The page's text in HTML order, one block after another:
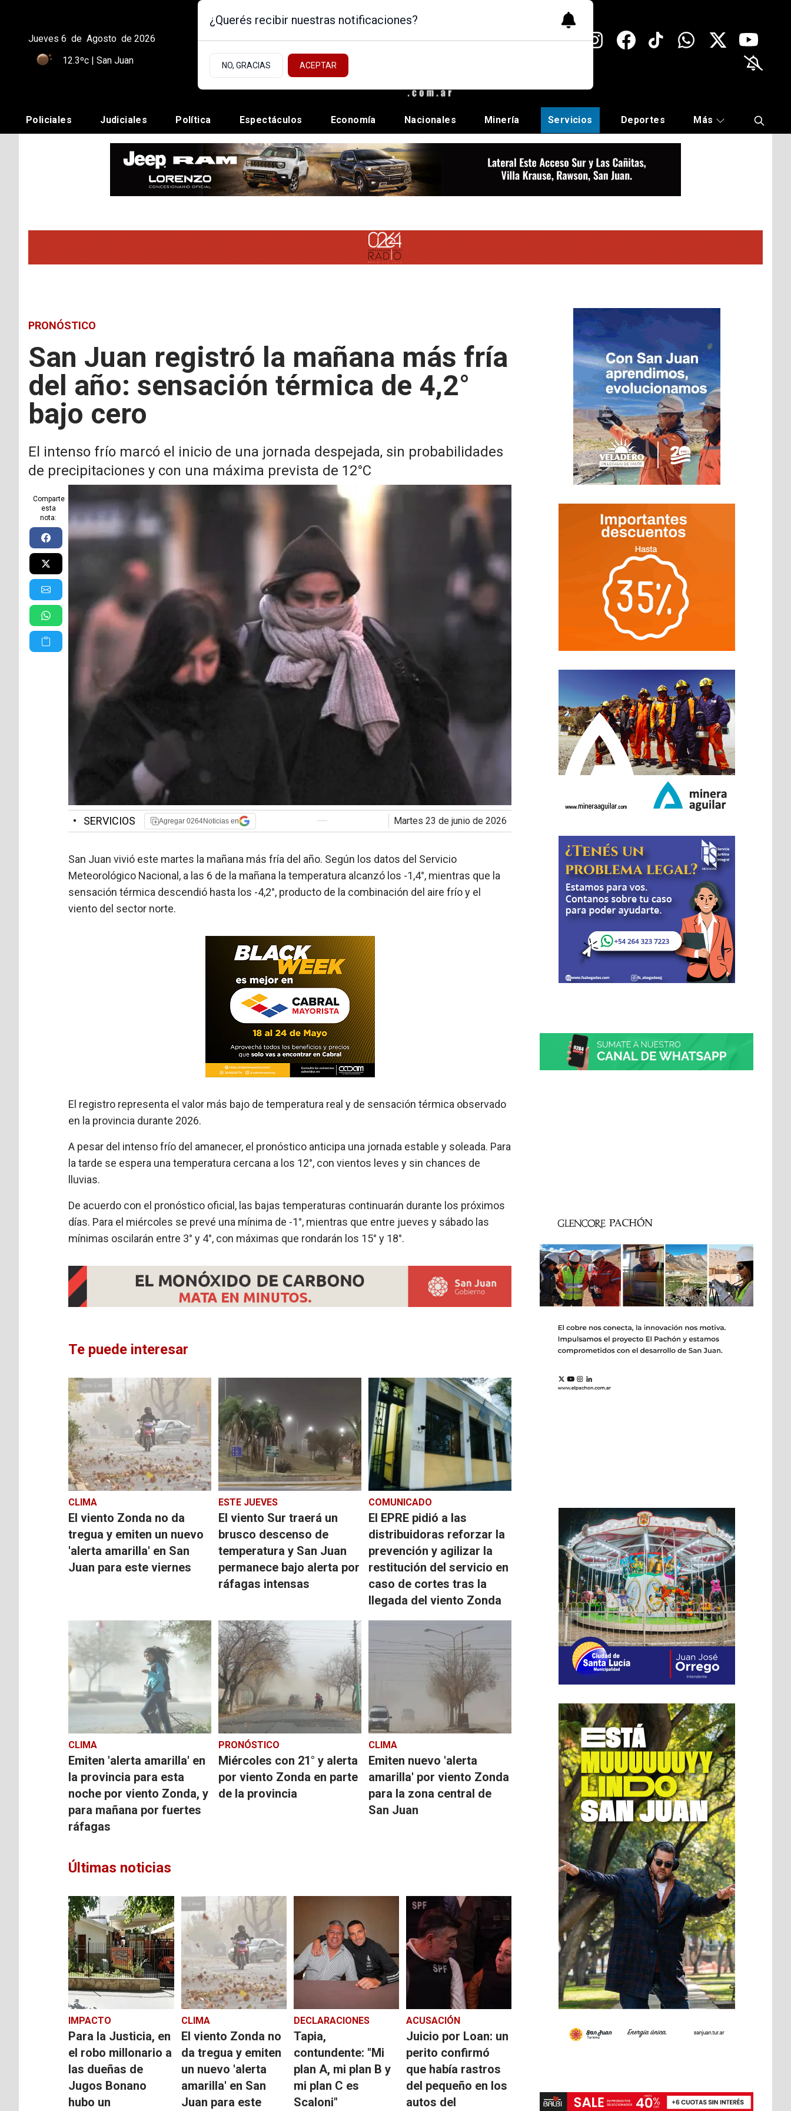
Jueves 6 de Agosto de 2026
12.3ºc | San Juan
Policiales Judiciales Política Espectáculos Economía Nacionales Minería Servicios Deportes Más
PRONÓSTICO
San Juan registró la mañana más fría
del año: sensación térmica de 4,2°
bajo cero
El intenso frío marcó el inicio de una jornada despejada, sin probabilidades
de precipitaciones y con una máxima prevista de 12°C
Comparte
esta
nota:
• SERVICIOS Agregar 0264Noticias en martes 23 de junio de 2026
San Juan vivió este martes la mañana más fría del año. Según los datos del Servicio
Meteorológico Nacional, a las 6 de la mañana la temperatura alcanzó los -1,4°, mientras que la
sensación térmica descendió hasta los -4,2°, producto de la combinación del aire frío y el
viento del sector norte.
El registro representa el valor más bajo de temperatura real y de sensación térmica observado
en la provincia durante 2026.
A pesar del intenso frío del amanecer, el pronóstico anticipa una jornada estable y soleada. Para
la tarde se espera una temperatura cercana a los 12°, con vientos leves y sin chances de
lluvias.
De acuerdo con el pronóstico oficial, las bajas temperaturas continuarán durante los próximos
días. Para el miércoles se prevé una mínima de -1°, mientras que entre jueves y sábado las
mínimas oscilarán entre 3° y 4°, con máximas que rondarán los 15° y 18°.
Te puede interesar
CLIMA
El viento Zonda no da
tregua y emiten un nuevo
'alerta amarilla' en San
Juan para este viernes
ESTE JUEVES
El viento Sur traerá un
brusco descenso de
temperatura y San Juan
permanece bajo alerta por
ráfagas intensas
COMUNICADO
El EPRE pidió a las
distribuidoras reforzar la
prevención y agilizar la
restitución del servicio en
caso de cortes tras la
llegada del viento Zonda
CLIMA
Emiten 'alerta amarilla' en
la provincia para esta
noche por viento Zonda, y
para mañana por fuertes
ráfagas
PRONÓSTICO
Miércoles con 21° y alerta
por viento Zonda en parte
de la provincia
CLIMA
Emiten nuevo 'alerta
amarilla' por viento Zonda
para la zona central de
San Juan
Últimas noticias
IMPACTO
Para la Justicia, en
el robo millonario a
las dueñas de
Jugos Bonano
hubo un
CLIMA
El viento Zonda no
da tregua y emiten
un nuevo 'alerta
amarilla' en San
Juan para este
DECLARACIONES
Tapia,
contundente: "Mi
plan A, mi plan B y
mi plan C es
Scaloni"
ACUSACIÓN
Juicio por Loan: un
perito confirmó
que había rastros
del pequeño en los
autos del
¿Querés recibir nuestras notificaciones?
NO, GRACIAS ACEPTAR